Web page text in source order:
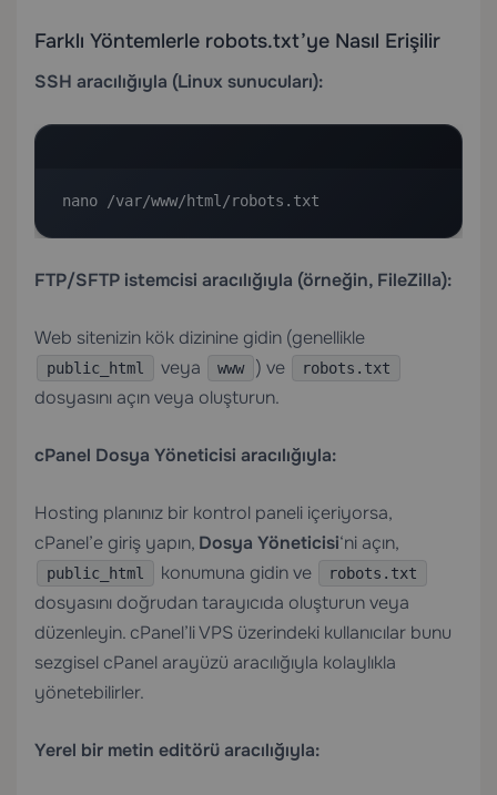
Farklı Yöntemlerle robots.txt’ye Nasıl Erişilir
SSH aracılığıyla (Linux sunucuları):
nano /var/www/html/robots.txt
FTP/SFTP istemcisi aracılığıyla (örneğin, FileZilla):
Web sitenizin kök dizinine gidin (genellikle
public_html veya www ) ve robots.txt
dosyasını açın veya oluşturun.
cPanel Dosya Yöneticisi aracılığıyla:
Hosting planınız bir kontrol paneli içeriyorsa,
cPanel’e giriş yapın, Dosya Yöneticisi‘ni açın,
public_html konumuna gidin ve robots.txt
dosyasını doğrudan tarayıcıda oluşturun veya
düzenleyin. cPanel’li VPS üzerindeki kullanıcılar bunu
sezgisel cPanel arayüzü aracılığıyla kolaylıkla
yönetebilirler.
Yerel bir metin editörü aracılığıyla: